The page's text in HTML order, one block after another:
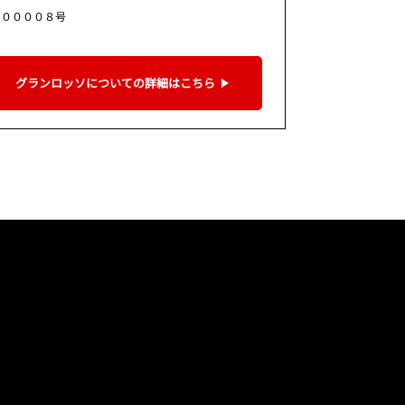
０００８号
グランロッソについての詳細はこちら